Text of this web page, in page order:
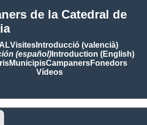
de la Catedral de
VisitesIntroducció (valencià)
(español)Introduction (English)
MunicipisCampanersFonedors
Vídeos